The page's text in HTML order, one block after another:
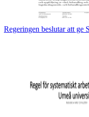
Regeringen beslutar att ge